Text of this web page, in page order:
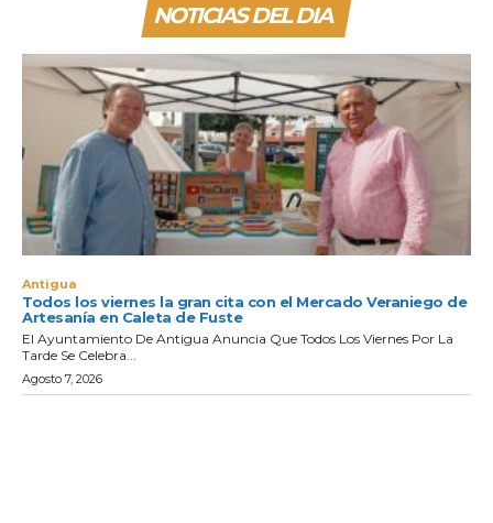
NOTICIAS DEL DIA
Antigua
Todos los viernes la gran cita con el Mercado Veraniego de
Artesanía en Caleta de Fuste
El Ayuntamiento De Antigua Anuncia Que Todos Los Viernes Por La
Tarde Se Celebra...
Agosto 7, 2026